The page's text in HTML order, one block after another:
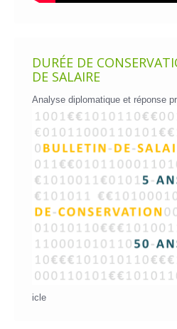
DURÉE DE
DE SALAIRE
Analyse diplomatique et réponse
icle